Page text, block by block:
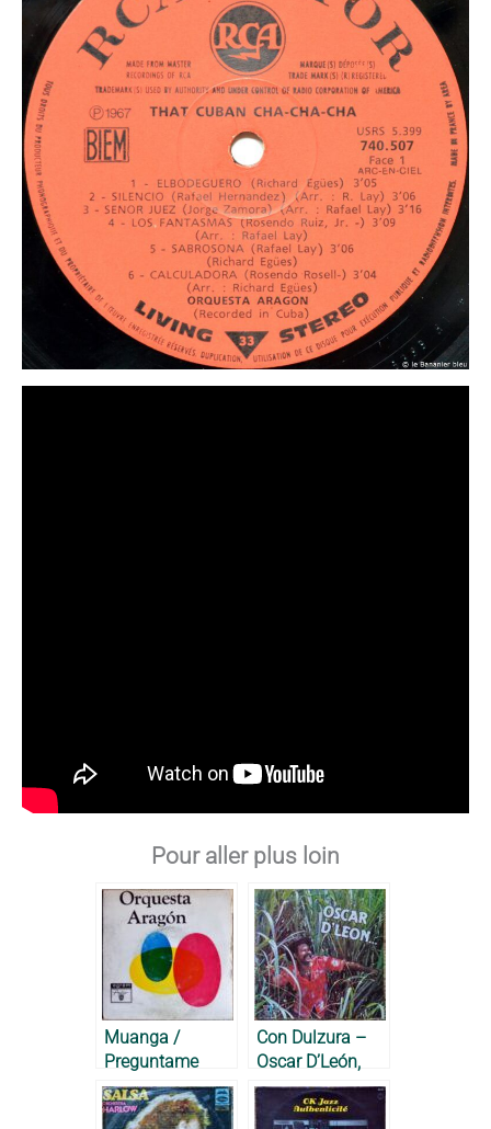
Pour aller plus loin
Muanga /
Preguntame
Como Estoy –
Orquesta
Con Dulzura –
Oscar D’León,
1983